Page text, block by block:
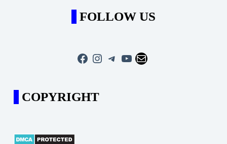
FOLLOW US
Facebook
Instagram
Telegram
YouTube
Mail
COPYRIGHT